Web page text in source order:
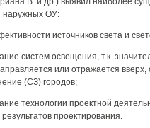
наружных ОУ:
источников света и
систем освещения, т.к.
или отражается вверх,
(СЗ) городов;
технологии проектной
проектирования.